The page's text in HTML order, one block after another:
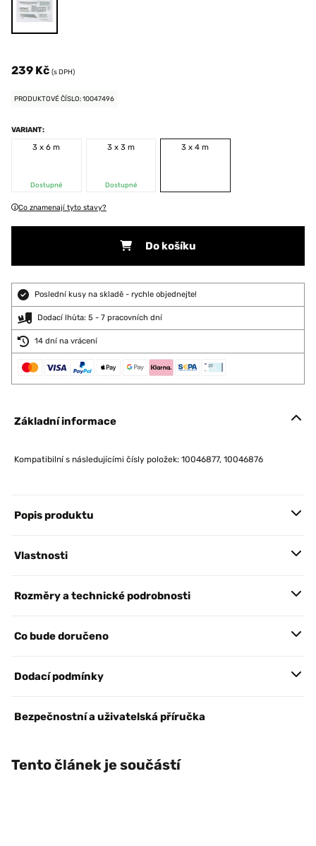
239 Kč (s DPH)
PRODUKTOVÉ ČÍSLO: 10047496
VARIANT:
3 x 6 m
Dostupné
3 x 3 m
Dostupné
3 x 4 m
Co znamenají tyto stavy?
Do košíku
Poslední kusy na skladě - rychle objednejte!
Dodací lhůta: 5 - 7 pracovních dní
14 dní na vrácení
Základní informace
Kompatibilní s následujícími čísly položek: 10046877, 10046876
Popis produktu
Vlastnosti
Rozměry a technické podrobnosti
Co bude doručeno
Dodací podmínky
Bezpečnostní a uživatelská příručka
Tento článek je součástí